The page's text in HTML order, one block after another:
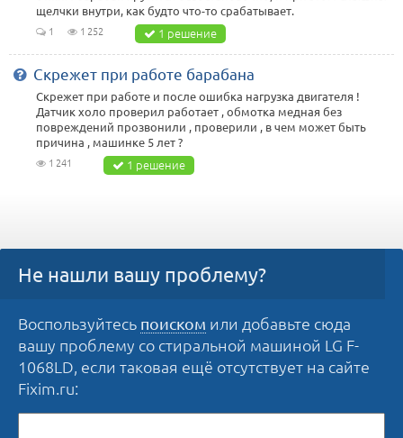
щелчки внутри, как будто что-то срабатывает.
1 1 252 1 решение
Скрежет при работе барабана
Скрежет при работе и после ошибка нагрузка двигателя !
Датчик холо проверил работает , обмотка медная без
повреждений прозвонили , проверили , в чем может быть
причина , машинке 5 лет ?
1 241 1 решение
Не нашли вашу проблему?
Воспользуйтесь поиском или добавьте сюда
вашу проблему со стиральной машиной LG F-
1068LD, если таковая ещё отсутствует на сайте
Fixim.ru: